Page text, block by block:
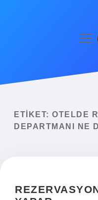
Yasal Uyarı
ETIKET: OTELDE
DEPARTMANI NE